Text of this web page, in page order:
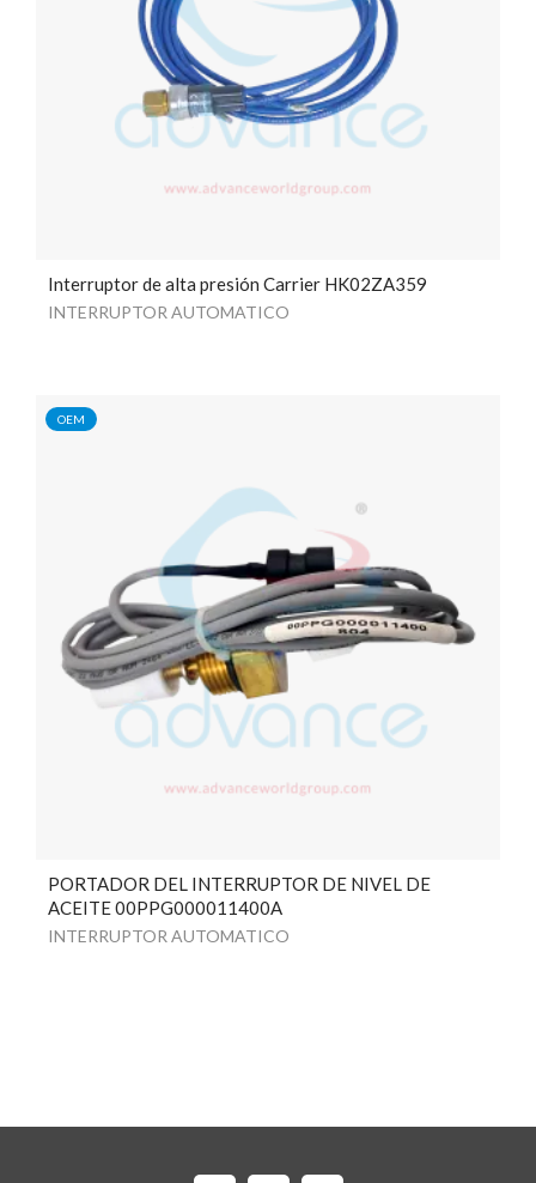
Interruptor de alta presión Carrier HK02ZA359
INTERRUPTOR AUTOMATICO
OEM
PORTADOR DEL INTERRUPTOR DE NIVEL DE
ACEITE 00PPG000011400A
INTERRUPTOR AUTOMATICO